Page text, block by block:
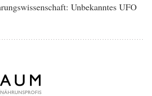
Unbekanntes UFO